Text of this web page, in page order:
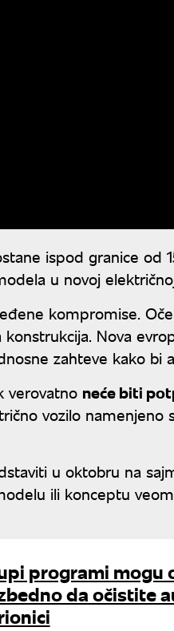
ispod granice od
u novoj
kompromise.
Nova
zahteve kako bi
verovatno neće biti
vozilo namenjeno
u oktobru na
ili konceptu
programi mogu
da očistite